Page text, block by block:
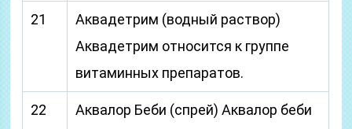
21
Аквадетрим (водный раствор)
Аквадетрим относится к группе
витаминных препаратов.
22
Аквалор Беби (спрей) Аквалор беби